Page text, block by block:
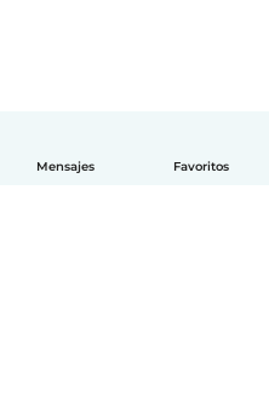
Mensajes Favoritos